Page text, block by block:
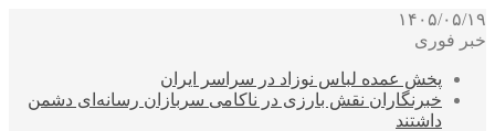
۱۴۰۵/۰۵/۱۹
خبر فوری
پخش عمده لباس نوزاد در سراسر ایران
خبرنگاران نقش بارزی در ناکامی سربازان رسانه‌ای دشمن
داشتند